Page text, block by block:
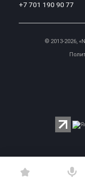
+7 701 190 90 77
© 2013-2026,